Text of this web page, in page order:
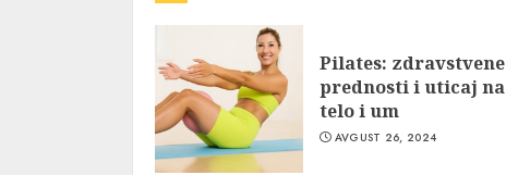
Pilates: zdravstvene
prednosti i uticaj na
telo i um
AVGUST 26, 2024